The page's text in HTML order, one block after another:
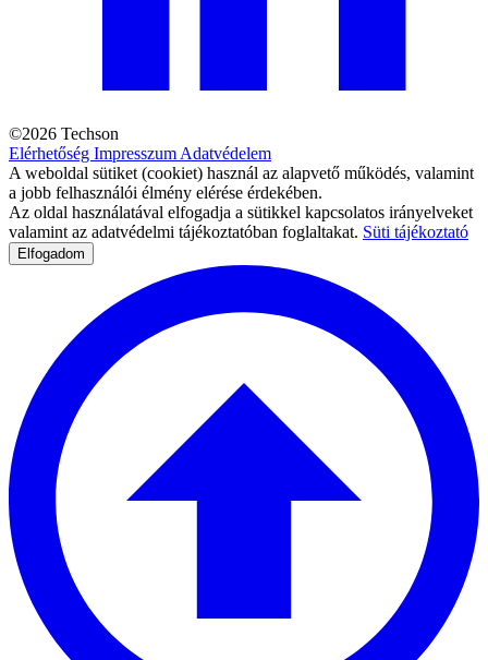
©2026 Techson
Elérhetőség Impresszum Adatvédelem
A weboldal sütiket (cookiet) használ az alapvető működés, valamint
a jobb felhasználói élmény elérése érdekében.
Az oldal használatával elfogadja a sütikkel kapcsolatos irányelveket
valamint az adatvédelmi tájékoztatóban foglaltakat. Süti tájékoztató
Elfogadom